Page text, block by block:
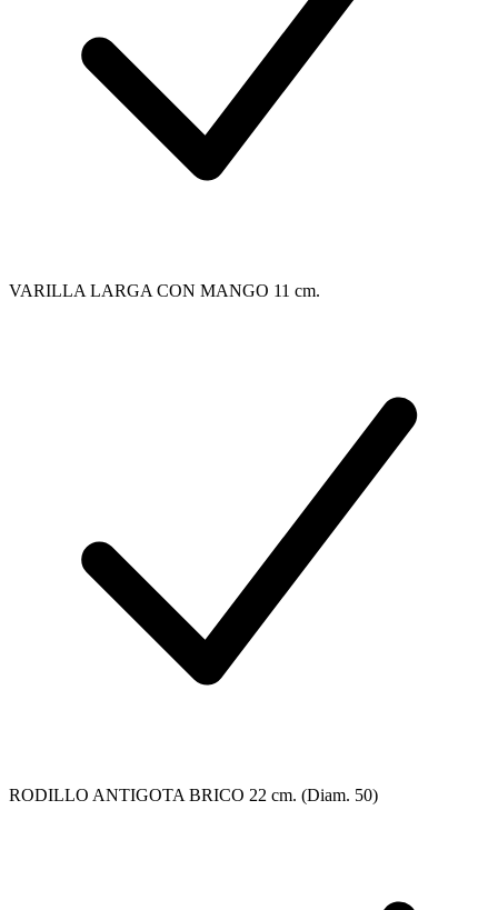
VARILLA LARGA CON MANGO 11 cm.
RODILLO ANTIGOTA BRICO 22 cm. (Diam. 50)